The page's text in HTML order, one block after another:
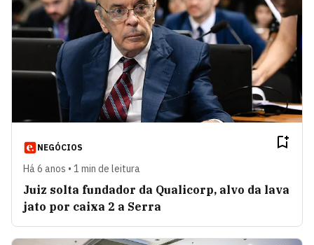
NEGÓCIOS
Há 6 anos • 1 min de leitura
Juiz solta fundador da Qualicorp, alvo da lava
jato por caixa 2 a Serra